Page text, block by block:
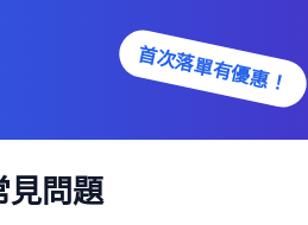
首次落單有優惠！
見問題